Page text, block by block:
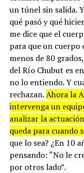
un túnel sin salida.
qué pasó y qué
me dice que el
para que un cuerpo
menos de 80
del Río Chubut es
no lo entiendo. Y
rechazan.Ahora la
intervenga un
analizar la
queda para cuando
que lo sea? ¿En 10
pensando: “No le
por otros lado”.